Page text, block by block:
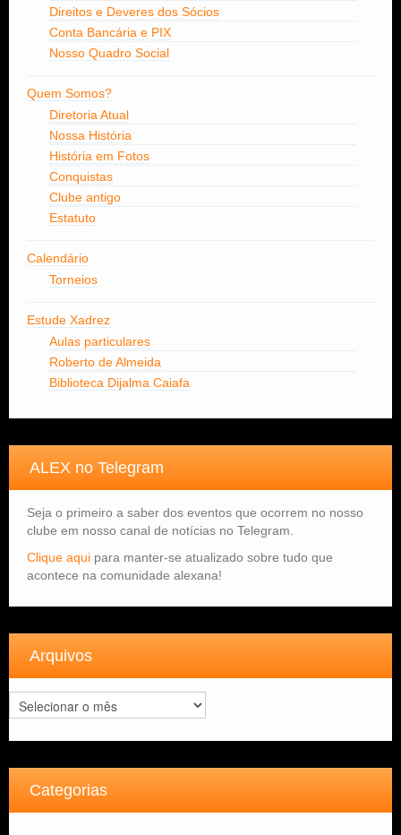
Direitos e Deveres dos Sócios
Conta Bancária e PIX
Nosso Quadro Social
Quem Somos?
Diretoria Atual
Nossa História
História em Fotos
Conquistas
Clube antigo
Estatuto
Calendário
Torneios
Estude Xadrez
Aulas particulares
Roberto de Almeida
Biblioteca Dijalma Caiafa
ALEX no Telegram
Seja o primeiro a saber dos eventos que ocorrem no nosso
clube em nosso canal de notícias no Telegram.
Clique aqui para manter-se atualizado sobre tudo que
acontece na comunidade alexana!
Arquivos
Arquivos
Categorias